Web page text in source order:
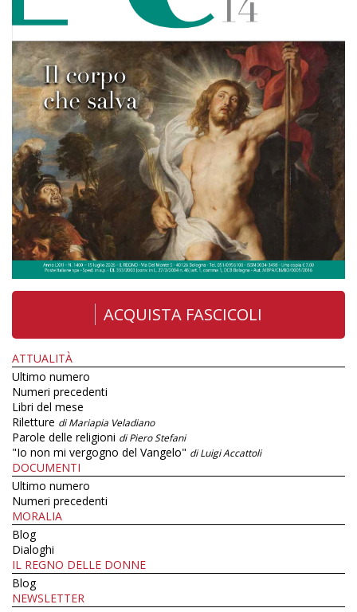
ACQUISTA FASCICOLI
ATTUALITÀ
Ultimo numero
Numeri precedenti
Libri del mese
Riletture di Mariapia Veladiano
Parole delle religioni di Piero Stefani
"Io non mi vergogno del Vangelo" di Luigi Accattoli
DOCUMENTI
Ultimo numero
Numeri precedenti
MORALIA
Blog
Dialoghi
IL REGNO DELLE DONNE
Blog
NEWSLETTER